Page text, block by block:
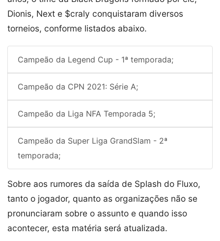
Dionis, Next e $craly conquistaram diversos
torneios, conforme listados abaixo.
Campeão da Legend Cup - 1ª temporada;
Campeão da CPN 2021: Série A;
Campeão da Liga NFA Temporada 5;
Campeão da Super Liga GrandSlam - 2ª
temporada;
Sobre aos rumores da saída de Splash do Fluxo,
tanto o jogador, quanto as organizações não se
pronunciaram sobre o assunto e quando isso
acontecer, esta matéria será atualizada.